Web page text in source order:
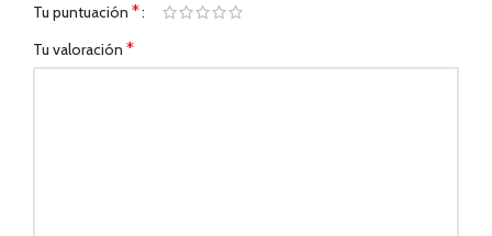
Tu puntuación *
Tu valoración *